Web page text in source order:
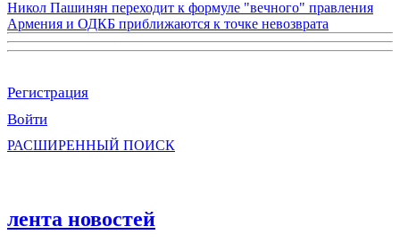
Никол Пашинян переходит к формуле "вечного" правления
Армения и ОДКБ приближаются к точке невозврата
Регистрация
Войти
РАСШИРЕННЫЙ ПОИСК
лента новостей